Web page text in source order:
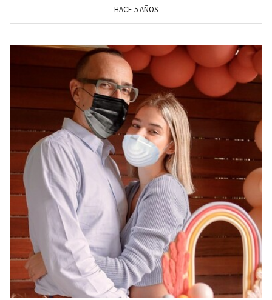
HACE 5 AÑOS